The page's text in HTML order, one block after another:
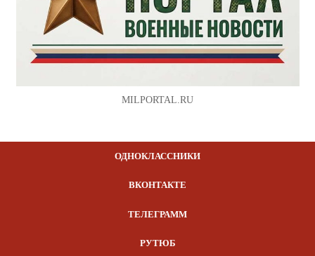
MILPORTAL.RU
ОДНОКЛАССНИКИ
ВКОНТАКТЕ
ТЕЛЕГРАММ
РУТЮБ